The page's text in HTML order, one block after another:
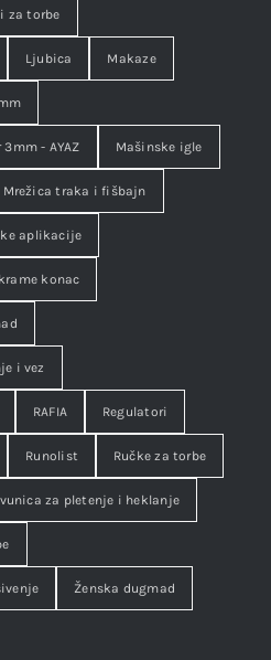
za torbe
Ljubica Makaze
- AYAZ Mašinske igle
Mrežica traka i fišbajn
aplikacije
konac
i vez
RAFIA Regulatori
Runolist Ručke za torbe
za pletenje i heklanje
Ženska dugmad